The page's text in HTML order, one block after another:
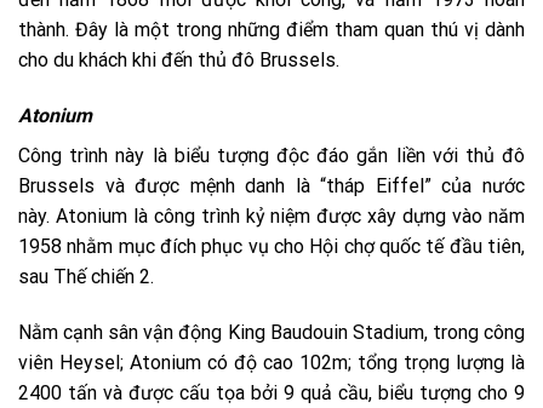
thành. Đây là một trong những điểm tham quan thú vị dành
cho du khách khi đến thủ đô Brussels.
Atonium
Công trình này là biểu tượng độc đáo gắn liền với thủ đô
Brussels và được mệnh danh là “tháp Eiffel” của nước
này. Atonium là công trình kỷ niệm được xây dựng vào năm
1958 nhằm mục đích phục vụ cho Hội chợ quốc tế đầu tiên,
sau Thế chiến 2.
Nằm cạnh sân vận động King Baudouin Stadium, trong công
viên Heysel; Atonium có độ cao 102m; tổng trọng lượng là
2400 tấn và được cấu tọa bởi 9 quả cầu, biểu tượng cho 9